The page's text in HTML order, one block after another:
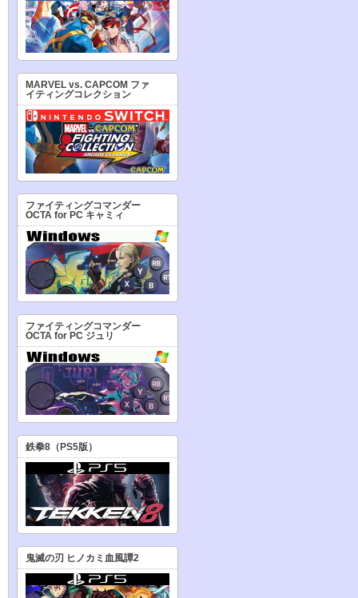
MARVEL vs. CAPCOM ファ
イティングコレクション
ファイティングコマンダー
OCTA for PC キャミィ
ファイティングコマンダー
OCTA for PC ジュリ
鉄拳8（PS5版）
鬼滅の刃 ヒノカミ血風譚2